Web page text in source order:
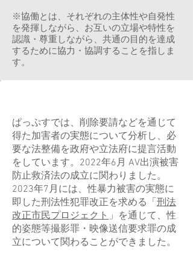
※協働とは、それぞれの主体性や自発性
を発揮しながら、お互いの立場や特性を
認識・尊重しながら、共通の目的を達成
するために協力・協調すること を指しま
す。
ぱっぷすでは、削除要請などを通じて
得た加害者の実態について分析し、必
要な法整備を政府や立法府に提言活動
をしています。2022年6月 AV出演被害
防止救済法の成立に関わりました。
2023年7月には、性暴力被害の実態に
即した刑法性犯罪改正を求める「 刑法
改正市民プロジェクト」を通じて、性
的姿態等撮影罪・映像送信要求罪の成
立について関わることができました。